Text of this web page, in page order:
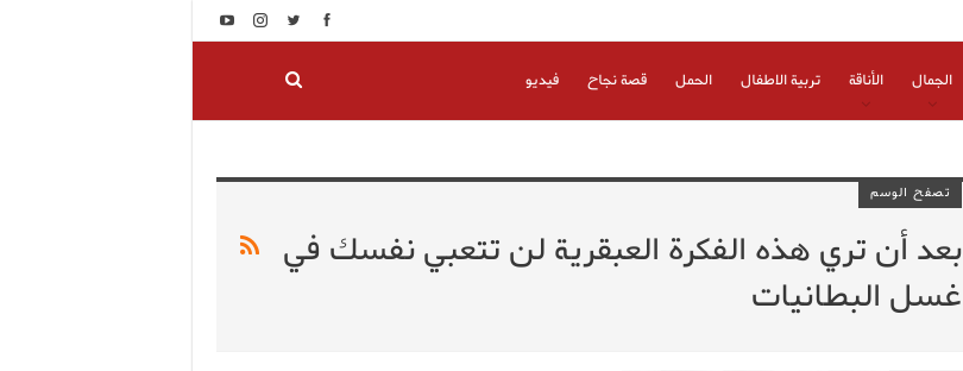
الجمال الأناقة تربية الاطفال الحمل قصة نجاح فيديو
تصفح الوسم
بعد أن تري هذه الفكرة العبقرية لن تتعبي نفسك في
غسل البطانيات